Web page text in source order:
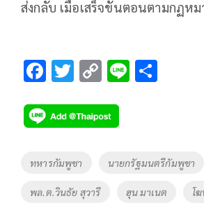
ส่งกลับ เมื่อเสร็จขั้นตอนตามกฏหม
F
e
b
o
o
k
T
tt
er
C
p
y
Li
Li
Tags
ทหารกัมพูชา นายกรัฐมนตรีกัมพูชา
พล.ต.วินธัย สุวารี ฮุน มาเนต โ